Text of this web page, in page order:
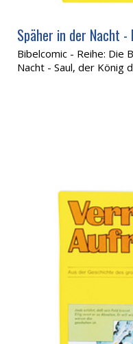
Späher in der Nacht -
Bibelcomic - Reihe: Die
Nacht - Saul, der König